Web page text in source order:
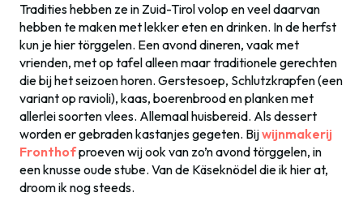
Tradities hebben ze in Zuid-Tirol volop en veel daarvan
hebben te maken met lekker eten en drinken. In de herfst
kun je hier törggelen. Een avond dineren, vaak met
vrienden, met op tafel alleen maar traditionele gerechten
die bij het seizoen horen. Gerstesoep, Schlutzkrapfen (een
variant op ravioli), kaas, boerenbrood en planken met
allerlei soorten vlees. Allemaal huisbereid. Als dessert
worden er gebraden kastanjes gegeten. Bijwijnmakerij
Fronthofproeven wij ook van zo’n avond törggelen, in
een knusse oude stube. Van de Käseknödel die ik hier at,
droom ik nog steeds.